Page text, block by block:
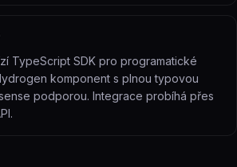
TypeScript SDK pro programatické
komponent s plnou typovou
podporou. Integrace probíhá přes